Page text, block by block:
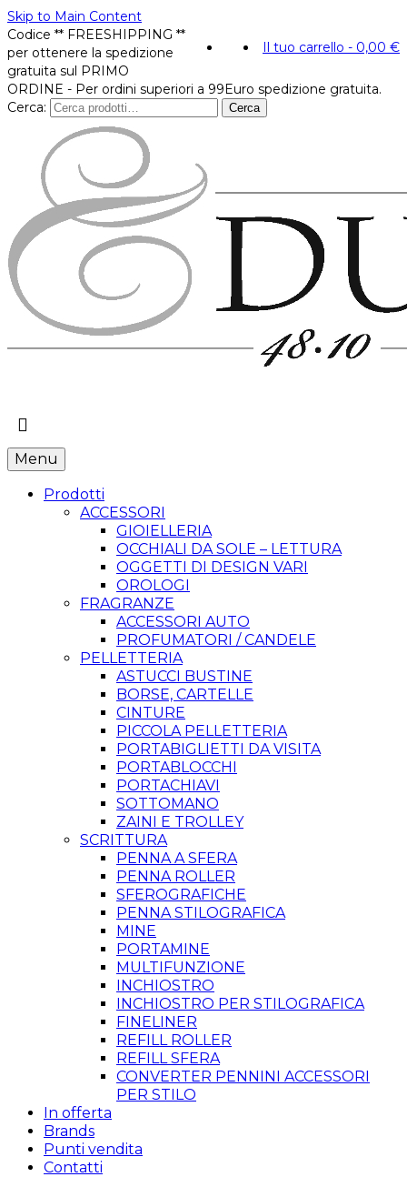
Skip to Main Content
Il tuo carrello - 0,00 €
Codice ** FREESHIPPING **
per ottenere la spedizione
gratuita sul PRIMO
ORDINE - Per ordini superiori a 99Euro spedizione gratuita.
Cerca:
Cerca
Menu
Prodotti
ACCESSORI
GIOIELLERIA
OCCHIALI DA SOLE – LETTURA
OGGETTI DI DESIGN VARI
OROLOGI
FRAGRANZE
ACCESSORI AUTO
PROFUMATORI / CANDELE
PELLETTERIA
ASTUCCI BUSTINE
BORSE, CARTELLE
CINTURE
PICCOLA PELLETTERIA
PORTABIGLIETTI DA VISITA
PORTABLOCCHI
PORTACHIAVI
SOTTOMANO
ZAINI E TROLLEY
SCRITTURA
PENNA A SFERA
PENNA ROLLER
SFEROGRAFICHE
PENNA STILOGRAFICA
MINE
PORTAMINE
MULTIFUNZIONE
INCHIOSTRO
INCHIOSTRO PER STILOGRAFICA
FINELINER
REFILL ROLLER
REFILL SFERA
CONVERTER PENNINI ACCESSORI
PER STILO
In offerta
Brands
Punti vendita
Contatti